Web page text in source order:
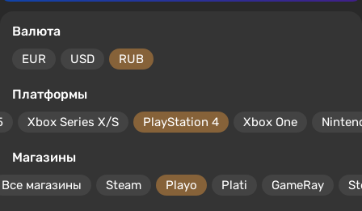
Валюта
EUR USD RUB
Платформы
Xbox Series X/S PlayStation 4 Xbox One
Магазины
Все магазины Steam Playo Plati GameRay